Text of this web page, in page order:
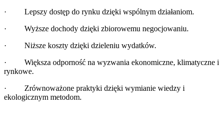
· Lepszy dostęp do rynku dzięki wspólnym działaniom.
· Wyższe dochody dzięki zbiorowemu negocjowaniu.
· Niższe koszty dzięki dzieleniu wydatków.
· Większa odporność na wyzwania ekonomiczne, klimatyczne i
rynkowe.
· Zrównoważone praktyki dzięki wymianie wiedzy i
ekologicznym metodom.